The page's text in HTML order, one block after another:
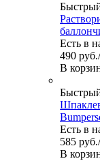
Есть в
490 руб.
В
Есть в
585 руб.
В